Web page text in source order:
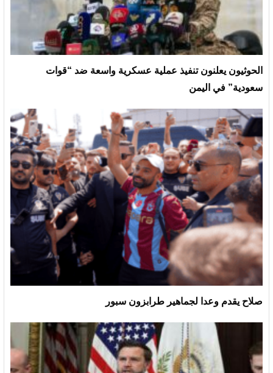
الحوثيون يعلنون تنفيذ عملية عسكرية واسعة ضد “قوات
سعودية” في اليمن
صلاح يقدم وعدا لجماهير طرابزون سبور